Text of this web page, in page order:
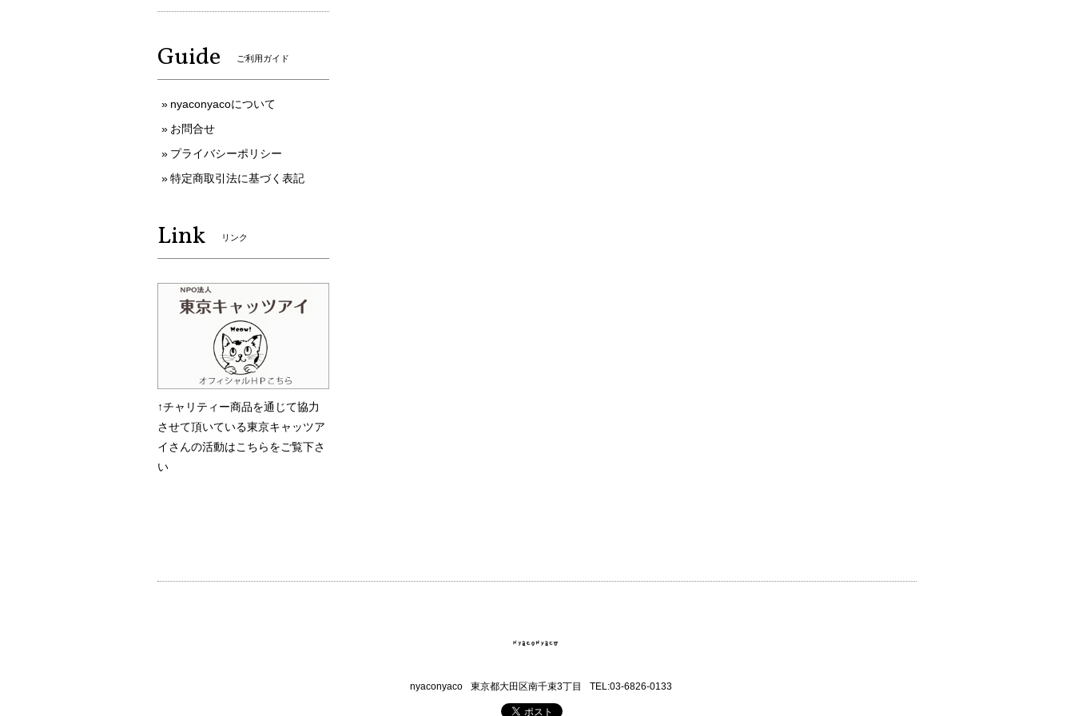
Guide ご利用ガイド
nyaconyacoについて
お問合せ
プライバシーポリシー
特定商取引法に基づく表記
Link リンク
↑チャリティー商品を通じて協力
させて頂いている東京キャッツア
イさんの活動はこちらをご覧下さ
い
nyaconyaco 東京都大田区南千束3丁目 TEL:03-6826-0133